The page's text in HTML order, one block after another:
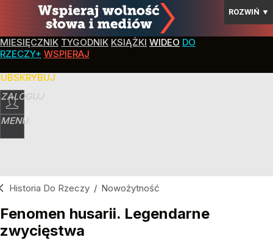
ROZWIŃ ▼
MIESIĘCZNIK TYGODNIK KSIĄŻKI WIDEO DO
RZECZY+ WSPIERAJ
ZALOGUJ
MENU
Historia Do Rzeczy / Nowożytność
Fenomen husarii. Legendarne
zwycięstwa